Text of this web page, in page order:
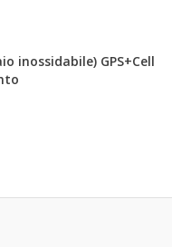
inossidabile) GPS+Cell